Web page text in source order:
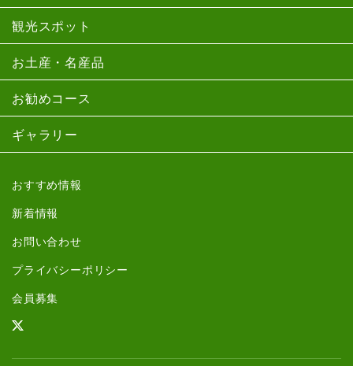
観光スポット
お土産・名産品
お勧めコース
ギャラリー
おすすめ情報
新着情報
お問い合わせ
プライバシーポリシー
会員募集